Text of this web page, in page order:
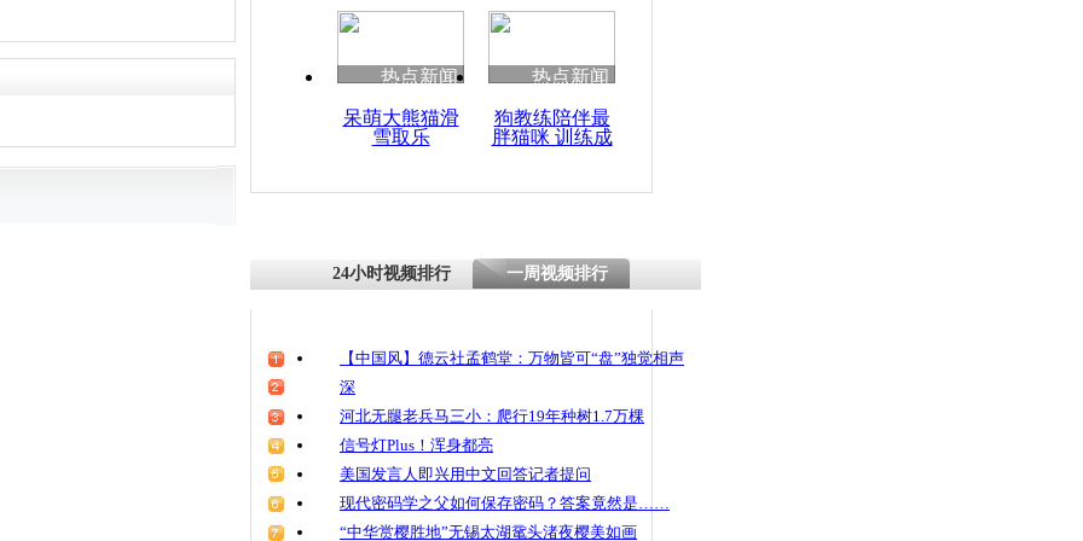
清明祭英烈 哀思悼忠
乘客3万元行李丢失获
热点新闻
呆萌大熊猫滑
雪取乐
热点新闻
狗教练陪伴最
胖猫咪 训练成
24小时视频排行 一周视频排行
【中国风】德云社孟鹤堂：万物皆可“盘”独觉相声
深
河北无腿老兵马三小：爬行19年种树1.7万棵
信号灯Plus！浑身都亮
美国发言人即兴用中文回答记者提问
现代密码学之父如何保存密码？答案竟然是……
“中华赏樱胜地”无锡太湖鼋头渚夜樱美如画